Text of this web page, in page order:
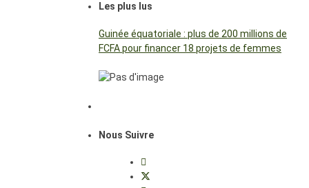
Les plus lus
Guinée équatoriale : plus de 200 millions de
FCFA pour financer 18 projets de femmes
Nous Suivre